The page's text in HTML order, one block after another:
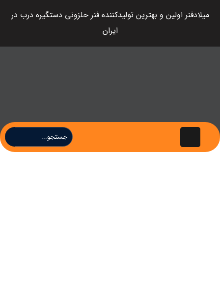
میلادفنر اولین و بهترین تولیدکننده فنر حلزونی دستگیره درب در
ایران
همه چیز در مورد فنر پیچشی